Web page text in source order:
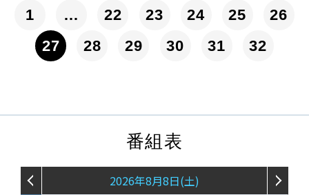
1 … 22 23 24 25
26
27
28 29 30 31 32
番組表